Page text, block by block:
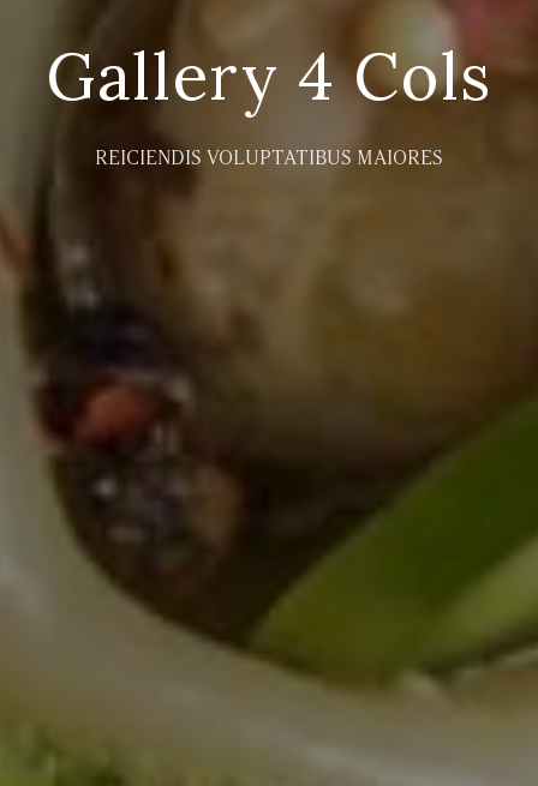
Gallery 4 Cols
REICIENDIS VOLUPTATIBUS MAIORES